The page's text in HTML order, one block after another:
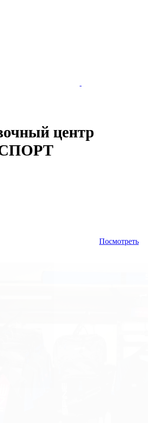
центр
Посмотреть